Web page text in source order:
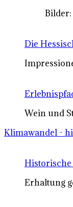
Die
Wein und
Klimawandel -
Erhaltung